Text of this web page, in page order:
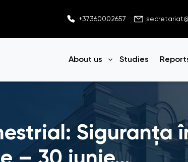
+37360002657
About us Studies
Siguranța